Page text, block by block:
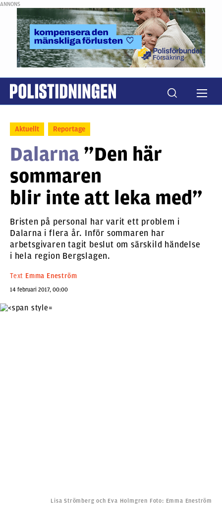
ANNONS
Aktuellt Reportage
Dalarna ”Den här
sommaren
blir inte att leka med”
Bristen på personal har varit ett problem i
Dalarna i flera år. Inför sommaren har
arbetsgivaren tagit beslut om särskild händelse
i hela region Bergslagen.
Text Emma Eneström
14 februari 2017, 00:00
Lisa Strömberg och Eva Holmgren Foto: Emma Eneström